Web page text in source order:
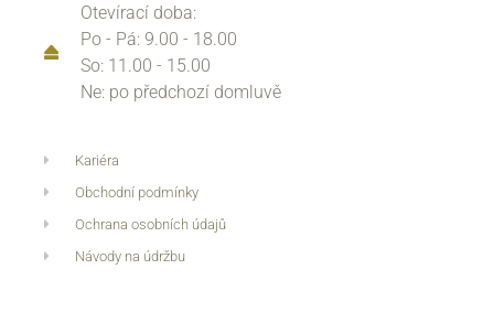
Otevírací doba:
Po - Pá: 9.00 - 18.00
So: 11.00 - 15.00
Ne: po předchozí domluvě
Kariéra
Obchodní podmínky
Ochrana osobních údajů
Návody na údržbu